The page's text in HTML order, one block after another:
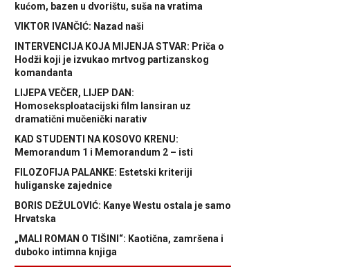
kućom, bazen u dvorištu, suša na vratima
VIKTOR IVANČIĆ: Nazad naši
INTERVENCIJA KOJA MIJENJA STVAR: Priča o
Hodži koji je izvukao mrtvog partizanskog
komandanta
LIJEPA VEČER, LIJEP DAN:
Homoseksploatacijski film lansiran uz
dramatični mučenički narativ
KAD STUDENTI NA KOSOVO KRENU:
Memorandum 1 i Memorandum 2 – isti
FILOZOFIJA PALANKE: Estetski kriteriji
huliganske zajednice
BORIS DEŽULOVIĆ: Kanye Westu ostala je samo
Hrvatska
„MALI ROMAN O TIŠINI“: Kaotična, zamršena i
duboko intimna knjiga